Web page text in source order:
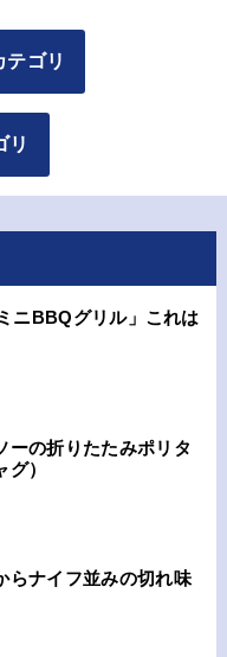
テゴリ
リ
ニBBQグリル」これは
ーの折りたたみポリタ
）
らナイフ並みの切れ味